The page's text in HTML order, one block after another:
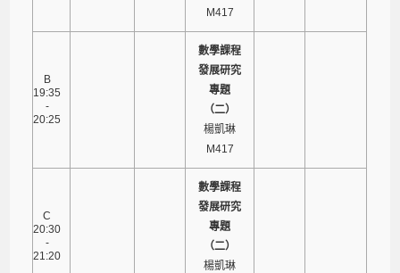
M417
B
19:35
-
20:25
數學課程
發展研究
專題
（二）
楊凱琳
M417
C
20:30
-
21:20
數學課程
發展研究
專題
（二）
楊凱琳